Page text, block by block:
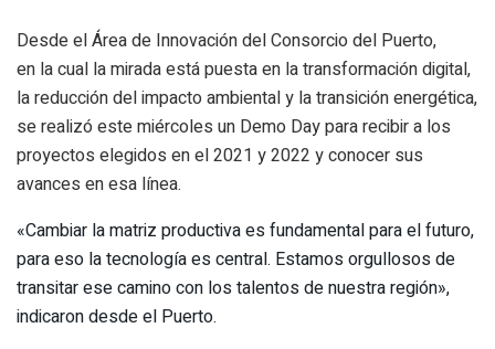
Desde el Área de Innovación del Consorcio del Puerto,
en la cual la mirada está puesta en la transformación digital,
la reducción del impacto ambiental y la transición energética,
se realizó este miércoles un Demo Day para recibir a los
proyectos elegidos en el 2021 y 2022 y conocer sus
avances en esa línea.
«Cambiar la matriz productiva es fundamental para el futuro,
para eso la tecnología es central. Estamos orgullosos de
transitar ese camino con los talentos de nuestra región»,
indicaron desde el Puerto.